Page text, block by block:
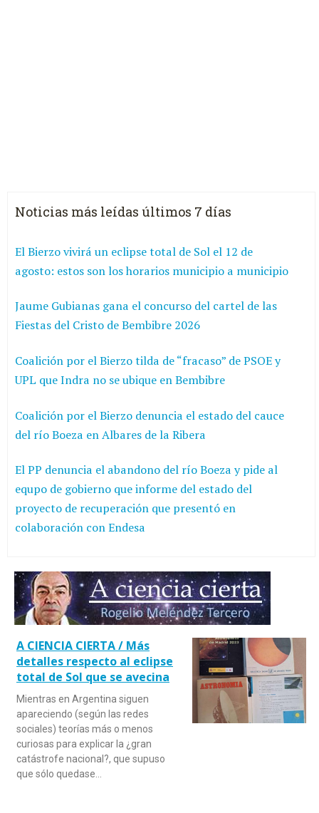
Noticias más leídas últimos 7 días
El Bierzo vivirá un eclipse total de Sol el 12 de
agosto: estos son los horarios municipio a municipio
Jaume Gubianas gana el concurso del cartel de las
Fiestas del Cristo de Bembibre 2026
Coalición por el Bierzo tilda de “fracaso” de PSOE y
UPL que Indra no se ubique en Bembibre
Coalición por el Bierzo denuncia el estado del cauce
del río Boeza en Albares de la Ribera
El PP denuncia el abandono del río Boeza y pide al
equpo de gobierno que informe del estado del
proyecto de recuperación que presentó en
colaboración con Endesa
A CIENCIA CIERTA / Más
detalles respecto al eclipse
total de Sol que se avecina
Mientras en Argentina siguen
apareciendo (según las redes
sociales) teorías más o menos
curiosas para explicar la ¿gran
catástrofe nacional?, que supuso
que sólo quedase…